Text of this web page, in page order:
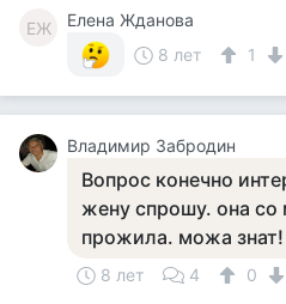
ЕЖ
Елена Жданова
8 лет
1
Владимир Забродин
Вопрос конечно
жену спрошу. она со
прожила. можа знат!
8 лет 4 0